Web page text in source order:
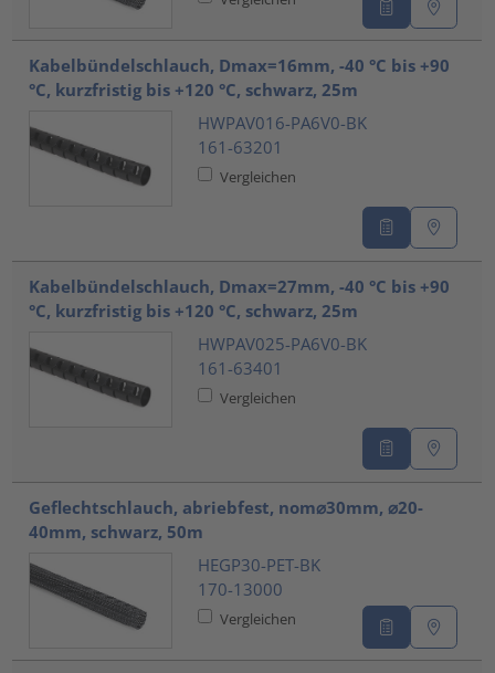
Kabelbündelschlauch, Dmax=16mm, -40 °C bis +90
°C, kurzfristig bis +120 °C, schwarz, 25m
HWPAV016-PA6V0-BK
161-63201
Vergleichen
Kabelbündelschlauch, Dmax=27mm, -40 °C bis +90
°C, kurzfristig bis +120 °C, schwarz, 25m
HWPAV025-PA6V0-BK
161-63401
Vergleichen
Geflechtschlauch, abriebfest, nom⌀30mm, ⌀20-
40mm, schwarz, 50m
HEGP30-PET-BK
170-13000
Vergleichen